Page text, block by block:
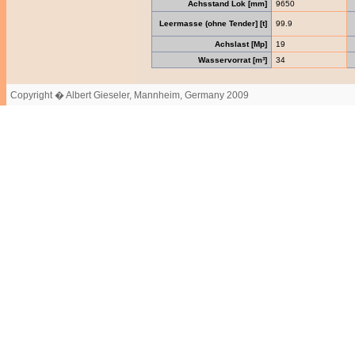
Achsstand Lok [mm] 9650
Leermasse (ohne Tender] [t] 99.9
Achslast [Mp]
19
Wasservorrat [m³]
34
Copyright � Albert Gieseler, Mannheim, Germany 2009